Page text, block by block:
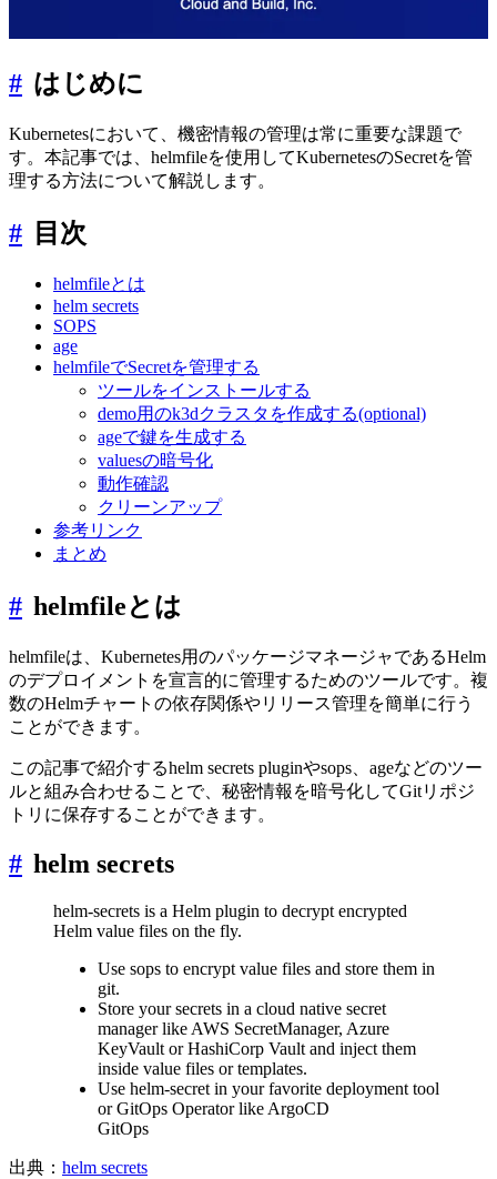
# はじめに
Kubernetesにおいて、機密情報の管理は常に重要な課題で
す。本記事では、helmfileを使用してKubernetesのSecretを管
理する方法について解説します。
# 目次
helmfileとは
helm secrets
SOPS
age
helmfileでSecretを管理する
ツールをインストールする
demo用のk3dクラスタを作成する(optional)
ageで鍵を生成する
valuesの暗号化
動作確認
クリーンアップ
参考リンク
まとめ
# helmfileとは
helmfileは、Kubernetes用のパッケージマネージャであるHelm
のデプロイメントを宣言的に管理するためのツールです。複
数のHelmチャートの依存関係やリリース管理を簡単に行う
ことができます。
この記事で紹介するhelm secrets pluginやsops、ageなどのツー
ルと組み合わせることで、秘密情報を暗号化してGitリポジ
トリに保存することができます。
# helm secrets
helm-secrets is a Helm plugin to decrypt encrypted
Helm value files on the fly.
Use sops to encrypt value files and store them in
git.
Store your secrets in a cloud native secret
manager like AWS SecretManager, Azure
KeyVault or HashiCorp Vault and inject them
inside value files or templates.
Use helm-secret in your favorite deployment tool
or GitOps Operator like ArgoCD
GitOps
出典： helm secrets